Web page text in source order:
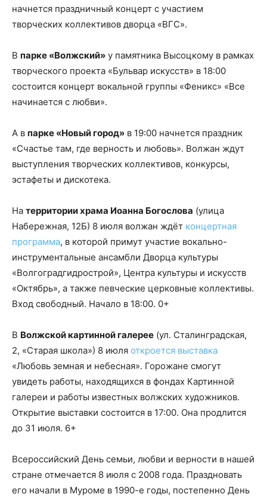
начнется праздничный концерт с участием
творческих коллективов дворца «ВГС».
В парке «Волжский» у памятника Высоцкому в рамках
творческого проекта «Бульвар искусств» в 18:00
состоится концерт вокальной группы «Феникс» «Все
начинается с любви».
А в парке «Новый город» в 19:00 начнется праздник
«Счастье там, где верность и любовь». Волжан ждут
выступления творческих коллективов, конкурсы,
эстафеты и дискотека.
На территории храма Иоанна Богослова (улица
Набережная, 12Б) 8 июля волжан ждёт концертная
программа, в которой примут участие вокально-
инструментальные ансамбли Дворца культуры
«Волгоградгидрострой», Центра культуры и искусств
«Октябрь», а также певческие церковные коллективы.
Вход свободный. Начало в 18:00. 0+
В Волжской картинной галерее (ул. Сталинградская,
2, «Старая школа») 8 июля откроется выставка
«Любовь земная и небесная». Горожане смогут
увидеть работы, находящихся в фондах Картинной
галереи и работы известных волжских художников.
Открытие выставки состоится в 17:00. Она продлится
до 31 июля. 6+
Всероссийский День семьи, любви и верности в нашей
стране отмечается 8 июля с 2008 года. Праздновать
его начали в Муроме в 1990-е годы, постепенно День